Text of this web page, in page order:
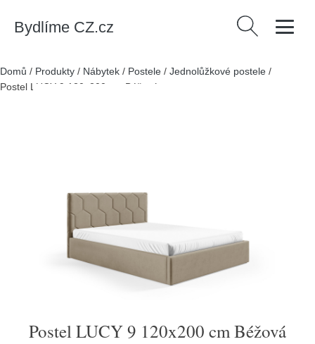
Bydlíme CZ.cz Vyhledávání
Domů / Produkty / Nábytek / Postele / Jednolůžkové postele /
Postel LUCY 9 120x200 cm Béžová
Postel LUCY 9 120x200 cm Béžová